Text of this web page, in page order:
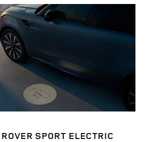
SPORT ELECTRIC